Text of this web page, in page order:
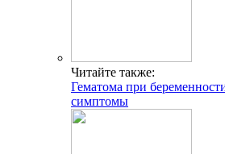
Читайте также:
Гематома при
симптомы